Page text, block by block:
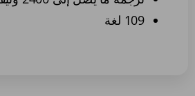
109 لغة